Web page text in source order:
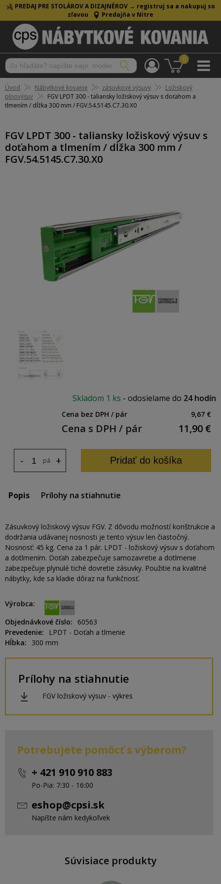
PREDAJ PRE STOLÁROV A DIZAJNÉROV → registruj sa a nakupuj so
zľavou
Predajňa v Nitre
0
Úvod Nábytkové kovanie zásuvkové výsuvy
Ložiskový
plnovýsuv
FGV LPDT 300 - taliansky ložiskový výsuv s doťahom a
tlmením / dĺžka 300 mm / FGV.54.5145.C7.30.X0
FGV LPDT 300 - taliansky ložiskový výsuv s
doťahom a tlmením / dĺžka 300 mm /
FGV.54.5145.C7.30.X0
Skladom 1 ks - odosielame do 24 hodín
Cena bez DPH / pár 9,67 €
Cena s DPH / pár 11,90 €
pár +
- Pridať do košíka
Popis Prílohy na stiahnutie
Zásuvkový ložiskový výsuv FGV. Z dôvodu možností konštrukcie a
dodržania udávanej nosnosti je tento výsuv len čiastočný.
Nosnosť: 45 kg. Cena za 1 pár. LPDT - ložiskový výsuv s doťahom
a dotlmením. Doťah zabezpečuje samozavretie a dotlmenie
zabezpečuje plynulé tiché dovretie zásuvky. Použitie na kvalitné
nábytky, kde sa kladie dôraz na funkčnosť.
Výrobca
Objednávkové číslo
60563
Prevedenie
LPDT - Doťah a tlmenie
Hĺbka
300 mm
Prílohy na stiahnutie
FGV ložiskový výsuv - výkres
Potrebujete pomôcť s výberom?
+ 421 910 910 883
Po-Pia: 7:30 - 16:00
eshop@cpsi.sk
Napíšte nám kedykoľvek
Súvisiace produkty